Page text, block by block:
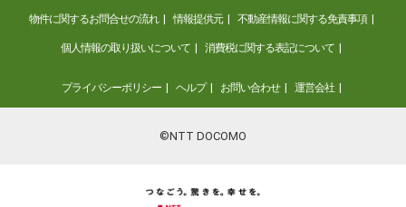
物件に関するお問合せの流れ 情報提供元 不動産情報に関する免責事項
個人情報の取り扱いについて 消費税に関する表記について
プライバシーポリシー ヘルプ お問い合わせ 運営会社
©NTT DOCOMO